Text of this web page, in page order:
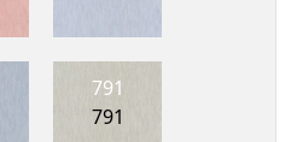
791
791